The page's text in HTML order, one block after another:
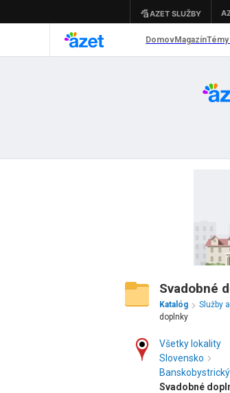
Svadobné
Katalóg
Služby
doplnky
Všetky lokality
Slovensko
Svadobné